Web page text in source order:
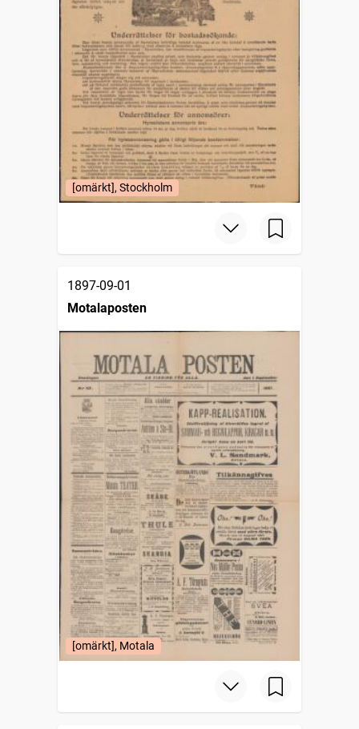
[omärkt], Stockholm
1897-09-01
Motalaposten
[omärkt], Motala